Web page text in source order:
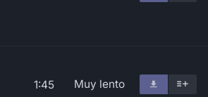
1:45 Muy lento